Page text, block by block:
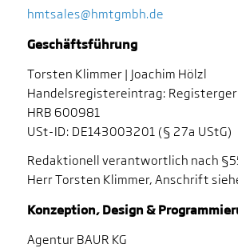
hmtsales@hmtgmbh.de
Geschäftsführung
Torsten Klimmer | Joachim Hölzl
Handelsregistereintrag:
HRB 600981
USt-ID: DE143003201 (§ 27a UStG)
Redaktionell verantwortlich nach
Herr Torsten Klimmer, Anschrift
Konzeption, Design &
Agentur BAUR KG